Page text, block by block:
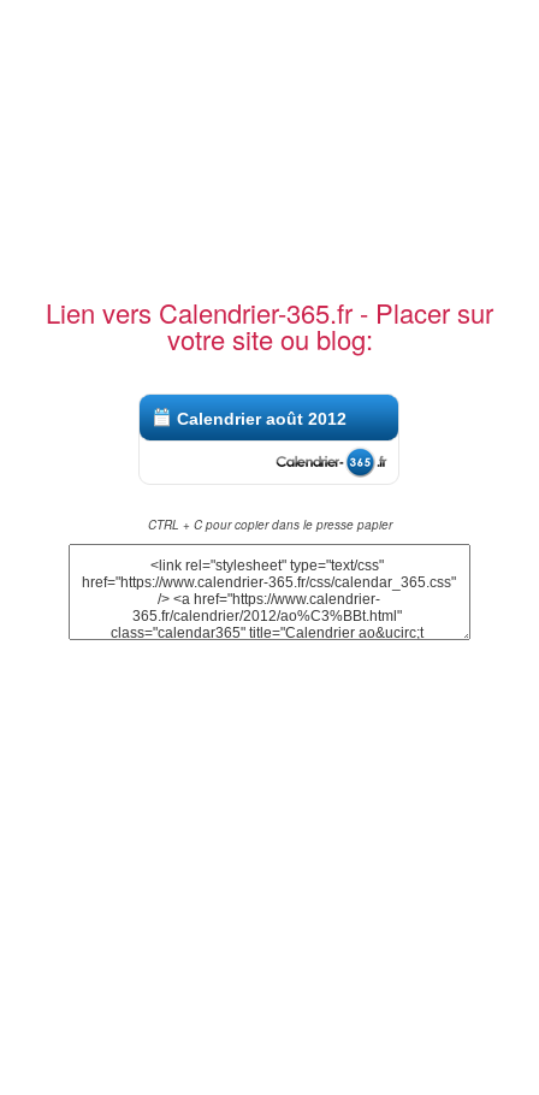
Lien vers Calendrier-365.fr - Placer sur
votre site ou blog:
Calendrier août 2012
CTRL + C pour copier dans le presse papier